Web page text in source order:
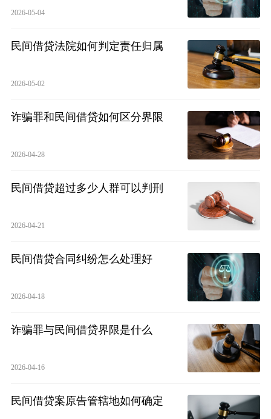
2026-05-04
民间借贷法院如何判定责任归属
2026-05-02
诈骗罪和民间借贷如何区分界限
2026-04-28
民间借贷超过多少人群可以判刑
2026-04-21
民间借贷合同纠纷怎么处理好
2026-04-18
诈骗罪与民间借贷界限是什么
2026-04-16
民间借贷案原告管辖地如何确定